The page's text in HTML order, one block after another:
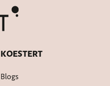
KOESTERT
Blogs